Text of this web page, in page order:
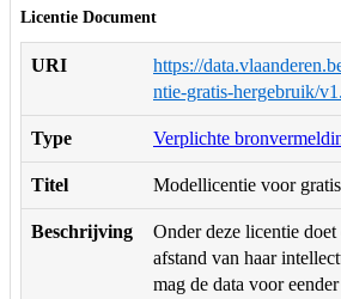
Licentie Document
URI
https://
ntie-gratis-hergebruik/
Type Verplichte
Titel Modellicentie voor
Beschrijving
Onder deze licentie doet
afstand van haar
mag de data voor